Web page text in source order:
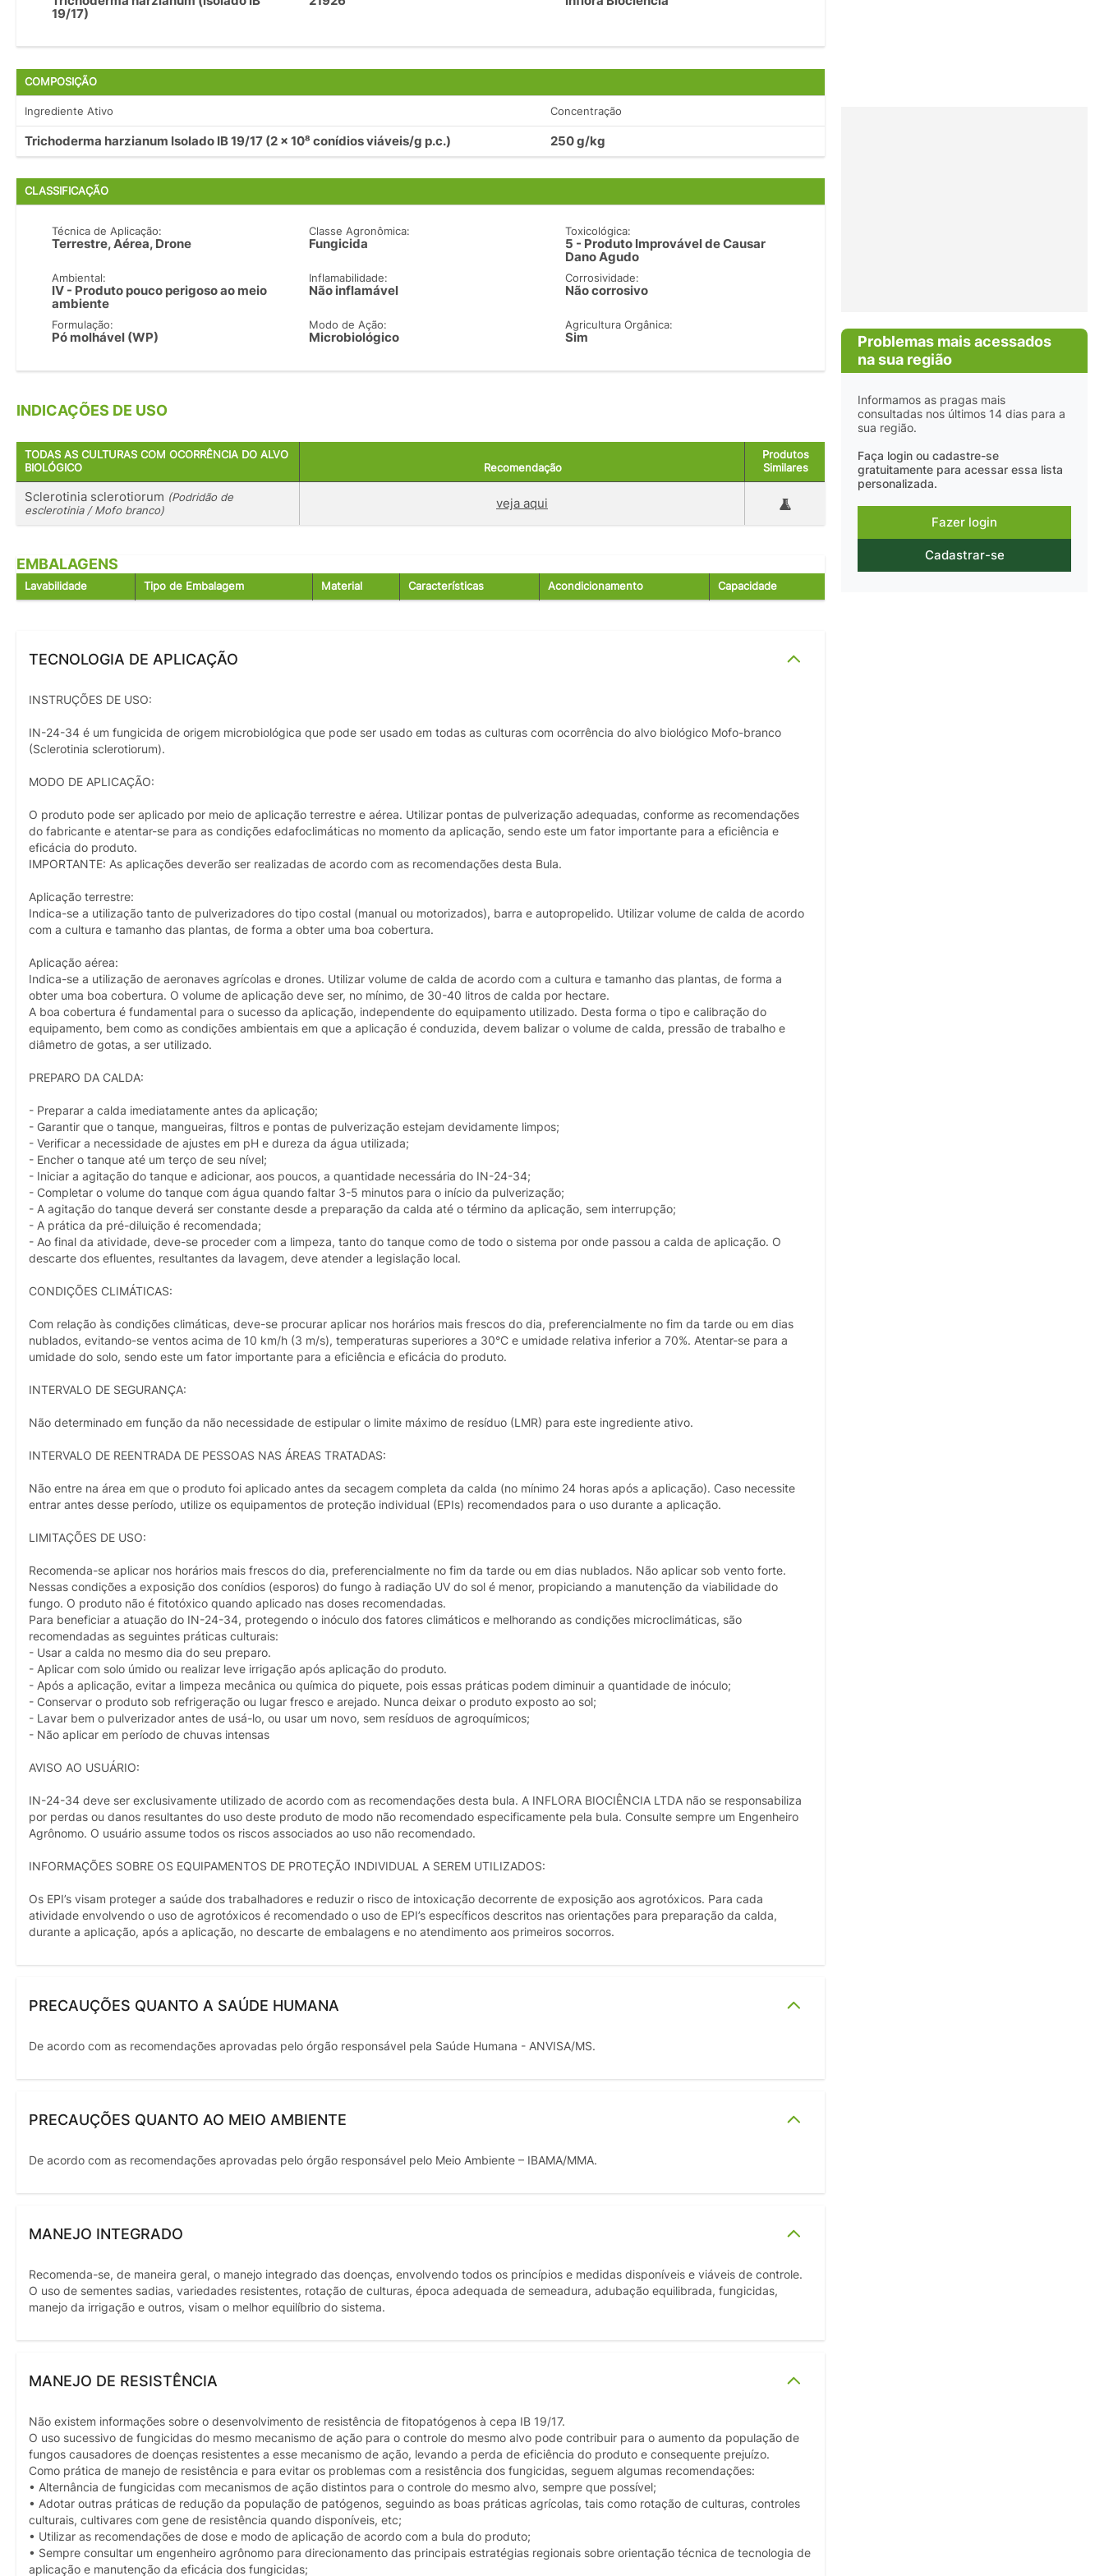
19/17)
COMPOSIÇÃO
Ingrediente Ativo Concentração
Trichoderma harzianum Isolado IB 19/17 (2 x 10⁸ conídios viáveis/g p.c.) 250 g/kg
CLASSIFICAÇÃO
Técnica de Aplicação:
Terrestre, Aérea, Drone
Classe Agronômica:
Fungicida
Toxicológica:
5 - Produto Improvável de Causar
Dano Agudo
Ambiental:
IV - Produto pouco perigoso ao meio
ambiente
Inflamabilidade:
Não inflamável
Corrosividade:
Não corrosivo
Formulação:
Pó molhável (WP)
Modo de Ação:
Microbiológico
Agricultura Orgânica:
Sim
INDICAÇÕES DE USO
TODAS AS CULTURAS COM OCORRÊNCIA DO ALVO
BIOLÓGICO
Recomendação
Produtos
Similares
Sclerotinia sclerotiorum (Podridão de
esclerotinia / Mofo branco)
veja aqui
EMBALAGENS
Lavabilidade Tipo de Embalagem Material Características Acondicionamento Capacidade
TECNOLOGIA DE APLICAÇÃO
INSTRUÇÕES DE USO:
IN-24-34 é um fungicida de origem microbiológica que pode ser usado em todas as culturas com ocorrência do alvo biológico Mofo-branco
(Sclerotinia sclerotiorum).
MODO DE APLICAÇÃO:
O produto pode ser aplicado por meio de aplicação terrestre e aérea. Utilizar pontas de pulverização adequadas, conforme as recomendações
do fabricante e atentar-se para as condições edafoclimáticas no momento da aplicação, sendo este um fator importante para a eficiência e
eficácia do produto.
IMPORTANTE: As aplicações deverão ser realizadas de acordo com as recomendações desta Bula.
Aplicação terrestre:
Indica-se a utilização tanto de pulverizadores do tipo costal (manual ou motorizados), barra e autopropelido. Utilizar volume de calda de acordo
com a cultura e tamanho das plantas, de forma a obter uma boa cobertura.
Aplicação aérea:
Indica-se a utilização de aeronaves agrícolas e drones. Utilizar volume de calda de acordo com a cultura e tamanho das plantas, de forma a
obter uma boa cobertura. O volume de aplicação deve ser, no mínimo, de 30-40 litros de calda por hectare.
A boa cobertura é fundamental para o sucesso da aplicação, independente do equipamento utilizado. Desta forma o tipo e calibração do
equipamento, bem como as condições ambientais em que a aplicação é conduzida, devem balizar o volume de calda, pressão de trabalho e
diâmetro de gotas, a ser utilizado.
PREPARO DA CALDA:
- Preparar a calda imediatamente antes da aplicação;
- Garantir que o tanque, mangueiras, filtros e pontas de pulverização estejam devidamente limpos;
- Verificar a necessidade de ajustes em pH e dureza da água utilizada;
- Encher o tanque até um terço de seu nível;
- Iniciar a agitação do tanque e adicionar, aos poucos, a quantidade necessária do IN-24-34;
- Completar o volume do tanque com água quando faltar 3-5 minutos para o início da pulverização;
- A agitação do tanque deverá ser constante desde a preparação da calda até o término da aplicação, sem interrupção;
- A prática da pré-diluição é recomendada;
- Ao final da atividade, deve-se proceder com a limpeza, tanto do tanque como de todo o sistema por onde passou a calda de aplicação. O
descarte dos efluentes, resultantes da lavagem, deve atender a legislação local.
CONDIÇÕES CLIMÁTICAS:
Com relação às condições climáticas, deve-se procurar aplicar nos horários mais frescos do dia, preferencialmente no fim da tarde ou em dias
nublados, evitando-se ventos acima de 10 km/h (3 m/s), temperaturas superiores a 30°C e umidade relativa inferior a 70%. Atentar-se para a
umidade do solo, sendo este um fator importante para a eficiência e eficácia do produto.
INTERVALO DE SEGURANÇA:
Não determinado em função da não necessidade de estipular o limite máximo de resíduo (LMR) para este ingrediente ativo.
INTERVALO DE REENTRADA DE PESSOAS NAS ÁREAS TRATADAS:
Não entre na área em que o produto foi aplicado antes da secagem completa da calda (no mínimo 24 horas após a aplicação). Caso necessite
entrar antes desse período, utilize os equipamentos de proteção individual (EPIs) recomendados para o uso durante a aplicação.
LIMITAÇÕES DE USO:
Recomenda-se aplicar nos horários mais frescos do dia, preferencialmente no fim da tarde ou em dias nublados. Não aplicar sob vento forte.
Nessas condições a exposição dos conídios (esporos) do fungo à radiação UV do sol é menor, propiciando a manutenção da viabilidade do
fungo. O produto não é fitotóxico quando aplicado nas doses recomendadas.
Para beneficiar a atuação do IN-24-34, protegendo o inóculo dos fatores climáticos e melhorando as condições microclimáticas, são
recomendadas as seguintes práticas culturais:
- Usar a calda no mesmo dia do seu preparo.
- Aplicar com solo úmido ou realizar leve irrigação após aplicação do produto.
- Após a aplicação, evitar a limpeza mecânica ou química do piquete, pois essas práticas podem diminuir a quantidade de inóculo;
- Conservar o produto sob refrigeração ou lugar fresco e arejado. Nunca deixar o produto exposto ao sol;
- Lavar bem o pulverizador antes de usá-lo, ou usar um novo, sem resíduos de agroquímicos;
- Não aplicar em período de chuvas intensas
AVISO AO USUÁRIO:
IN-24-34 deve ser exclusivamente utilizado de acordo com as recomendações desta bula. A INFLORA BIOCIÊNCIA LTDA não se responsabiliza
por perdas ou danos resultantes do uso deste produto de modo não recomendado especificamente pela bula. Consulte sempre um Engenheiro
Agrônomo. O usuário assume todos os riscos associados ao uso não recomendado.
INFORMAÇÕES SOBRE OS EQUIPAMENTOS DE PROTEÇÃO INDIVIDUAL A SEREM UTILIZADOS:
Os EPI’s visam proteger a saúde dos trabalhadores e reduzir o risco de intoxicação decorrente de exposição aos agrotóxicos. Para cada
atividade envolvendo o uso de agrotóxicos é recomendado o uso de EPI’s específicos descritos nas orientações para preparação da calda,
durante a aplicação, após a aplicação, no descarte de embalagens e no atendimento aos primeiros socorros.
PRECAUÇÕES QUANTO A SAÚDE HUMANA
De acordo com as recomendações aprovadas pelo órgão responsável pela Saúde Humana - ANVISA/MS.
PRECAUÇÕES QUANTO AO MEIO AMBIENTE
De acordo com as recomendações aprovadas pelo órgão responsável pelo Meio Ambiente – IBAMA/MMA.
MANEJO INTEGRADO
Recomenda-se, de maneira geral, o manejo integrado das doenças, envolvendo todos os princípios e medidas disponíveis e viáveis de controle.
O uso de sementes sadias, variedades resistentes, rotação de culturas, época adequada de semeadura, adubação equilibrada, fungicidas,
manejo da irrigação e outros, visam o melhor equilíbrio do sistema.
MANEJO DE RESISTÊNCIA
Não existem informações sobre o desenvolvimento de resistência de fitopatógenos à cepa IB 19/17.
O uso sucessivo de fungicidas do mesmo mecanismo de ação para o controle do mesmo alvo pode contribuir para o aumento da população de
fungos causadores de doenças resistentes a esse mecanismo de ação, levando a perda de eficiência do produto e consequente prejuízo.
Como prática de manejo de resistência e para evitar os problemas com a resistência dos fungicidas, seguem algumas recomendações:
• Alternância de fungicidas com mecanismos de ação distintos para o controle do mesmo alvo, sempre que possível;
• Adotar outras práticas de redução da população de patógenos, seguindo as boas práticas agrícolas, tais como rotação de culturas, controles
culturais, cultivares com gene de resistência quando disponíveis, etc;
• Utilizar as recomendações de dose e modo de aplicação de acordo com a bula do produto;
• Sempre consultar um engenheiro agrônomo para direcionamento das principais estratégias regionais sobre orientação técnica de tecnologia de
aplicação e manutenção da eficácia dos fungicidas;
Problemas mais acessados
na sua região
Informamos as pragas mais
consultadas nos últimos 14 dias para a
sua região.
Faça login ou cadastre-se
gratuitamente para acessar essa lista
personalizada.
Fazer login
Cadastrar-se